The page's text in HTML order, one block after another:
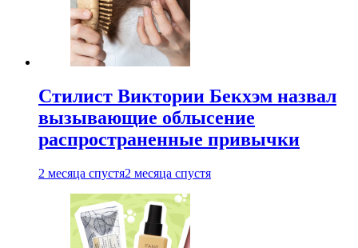
Стилист Виктории Бекхэм назвал
вызывающие облысение
распространенные привычки
2 месяца спустя2 месяца спустя